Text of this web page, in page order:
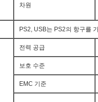
차원
PS2, USB는 PS2의 항구를
전력 공급
보호 수준
EMC 기준